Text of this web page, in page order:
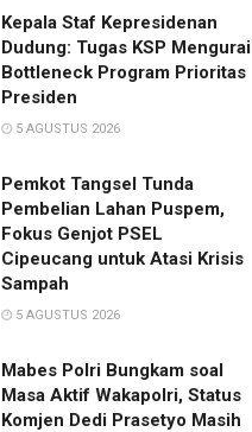
Kepala Staf Kepresidenan
Dudung: Tugas KSP Mengurai
Bottleneck Program Prioritas
Presiden
5 AGUSTUS 2026
Pemkot Tangsel Tunda
Pembelian Lahan Puspem,
Fokus Genjot PSEL
Cipeucang untuk Atasi Krisis
Sampah
5 AGUSTUS 2026
Mabes Polri Bungkam soal
Masa Aktif Wakapolri, Status
Komjen Dedi Prasetyo Masih